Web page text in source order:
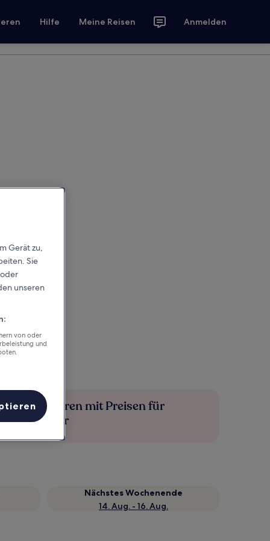
Hilfe Meine Reisen Anmelden
Mehr sparen mit Preisen für
Mitglieder
Nächstes Wochenende
14. Aug. - 16. Aug.
Gerät zu,
Sie
unseren
von oder
und